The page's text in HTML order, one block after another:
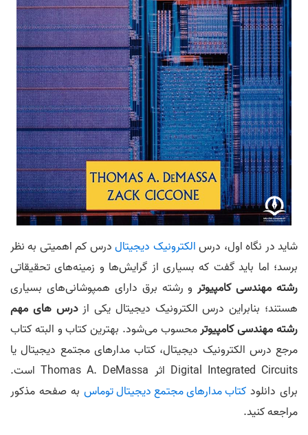
شاید در نگاه اول، درسالکترونیک دیجیتالدرس کم اهمیتی به نظر
برسد؛ اما باید گفت که بسیاری از گرایش‌ها و زمینه‌های تحقیقاتی
رشته مهندسی کامپیوترو رشته برق دارای همپوشانی‌های بسیاری
هستند؛ بنابراین درس الکترونیک دیجیتال یکی ازدرس های مهم
رشته مهندسی کامپیوتر
محسوب می‎‌شود. بهترین کتاب و البته کتاب
مرجع درس الکترونیک دیجیتال، کتاب مدار‌های مجتمع دیجیتال یا
Digital Integrated Circuits اثر Thomas A. DeMassa است.
برای دانلود کتاب مدار‌های مجتمع دیجیتال توماس به صفحه مذکور
مراجعه کنید.